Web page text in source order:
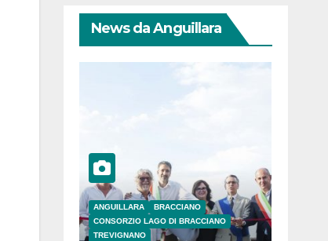
News da Anguillara
ANGUILLARA
BRACCIANO
CONSORZIO LAGO DI BRACCIANO
TREVIGNANO